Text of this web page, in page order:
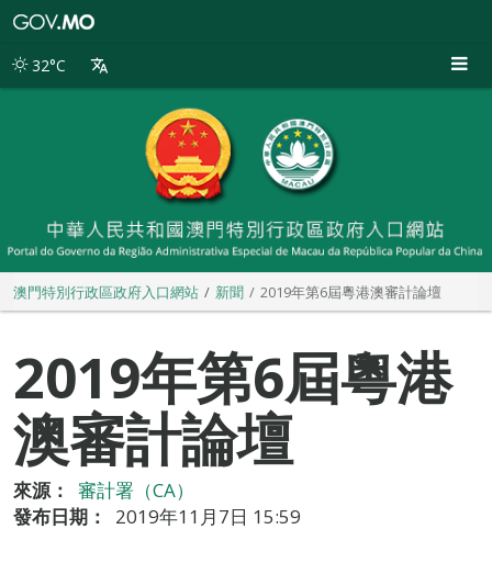
別
32°C
澳門特別行政區政府入口網站 新聞 2019年第6屆粵港澳審計論壇
2019年第6屆粵港
澳審計論壇
來源：
審計署（CA）
發布日期：
2019年11月7日 15:59